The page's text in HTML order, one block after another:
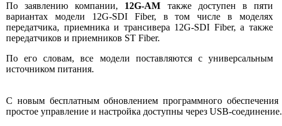
По заявлению компании, 12G-AM также доступен в пяти
вариантах модели 12G-SDI Fiber, в том числе в моделях
передатчика, приемника и трансивера 12G-SDI Fiber, а также
передатчиков и приемников ST Fiber.
По его словам, все модели поставляются с универсальным
источником питания.
С новым бесплатным обновлением программного обеспечения
простое управление и настройка доступны через USB-соединение.